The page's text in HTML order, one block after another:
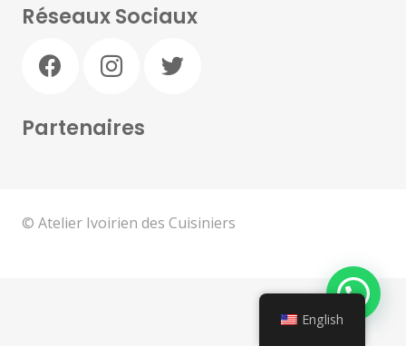
Réseaux Sociaux
Partenaires
© Atelier Ivoirien des Cuisiniers
English